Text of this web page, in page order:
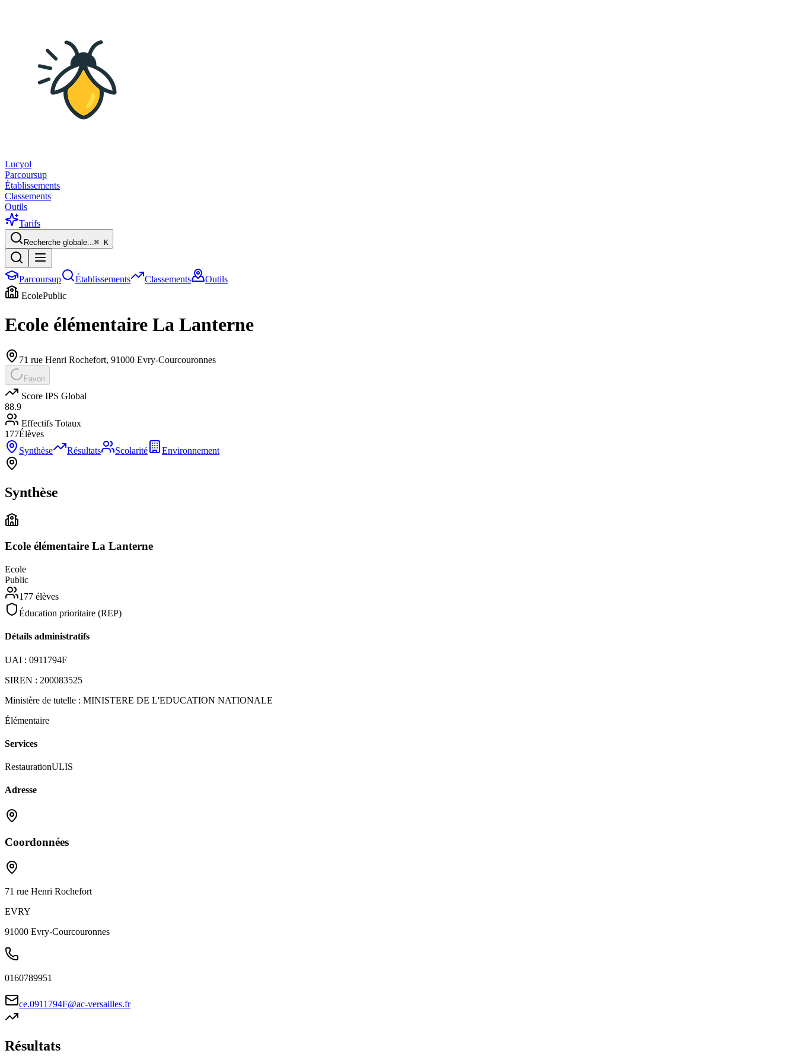
Lucyol
Parcoursup
Établissements
Classements
Outils
Tarifs
Recherche globale...⌘ K
Parcoursup Établissements Classements
Outils
EcolePublic
Ecole élémentaire La Lanterne
71 rue Henri Rochefort, 91000 Evry-Courcouronnes
Favori
Score IPS Global
88.9
Effectifs Totaux
177Élèves
Synthèse
Résultats Scolarité Environnement
Synthèse
Ecole élémentaire La Lanterne
Ecole
Public
177 élèves
Éducation prioritaire (REP)
Détails administratifs
UAI : 0911794F
SIREN : 200083525
Ministère de tutelle : MINISTERE DE L'EDUCATION NATIONALE
Élémentaire
Services
RestaurationULIS
Adresse
Coordonnées
71 rue Henri Rochefort
EVRY
91000 Evry-Courcouronnes
0160789951
ce.0911794F@ac-versailles.fr
Résultats